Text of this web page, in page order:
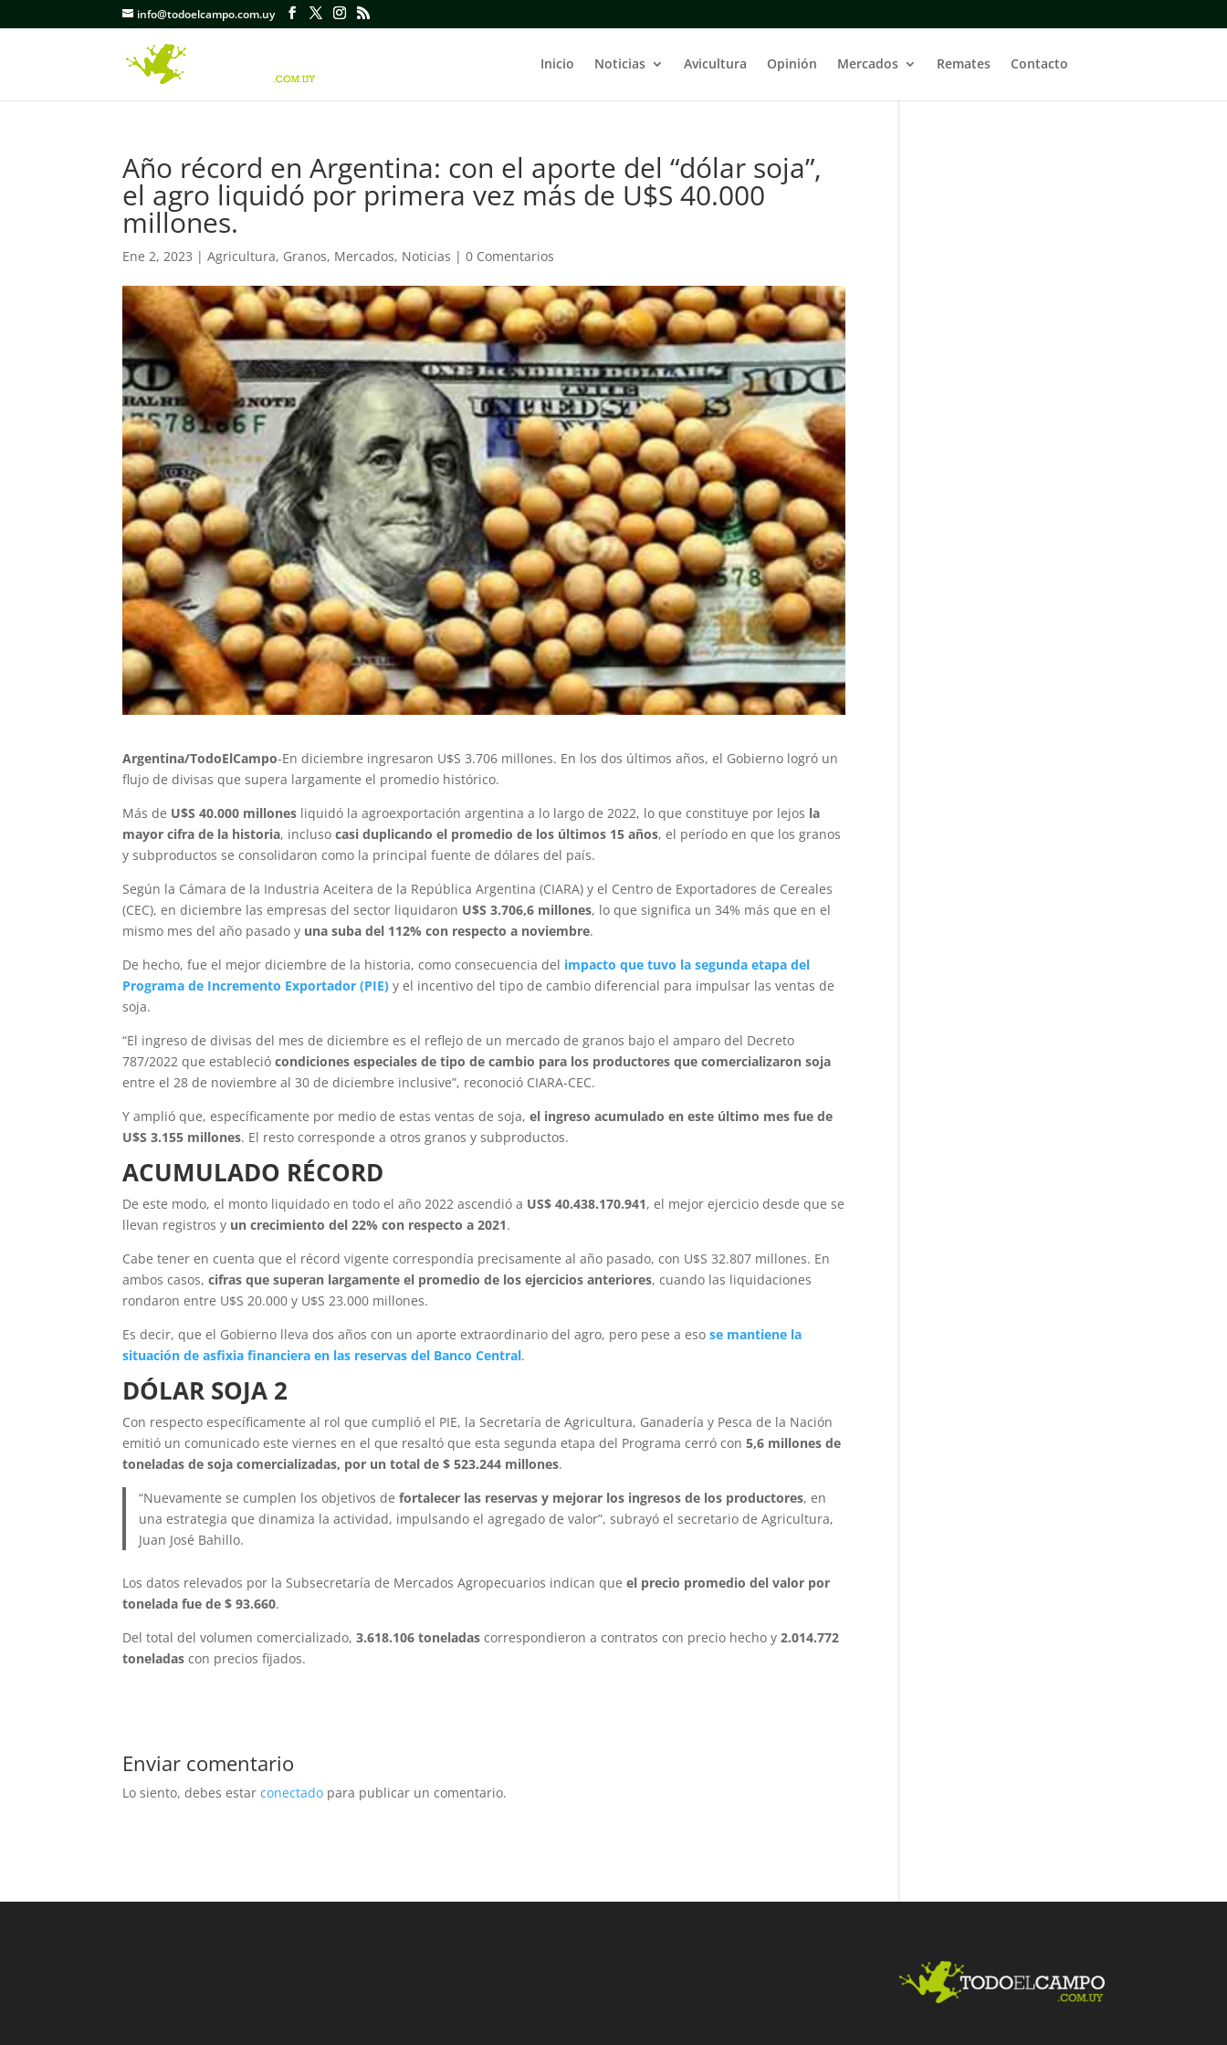
info@todoelcampo.com.uy
Inicio Noticias Avicultura Opinión Mercados Remates Contacto
Año récord en Argentina: con el aporte del “dólar soja”,
el agro liquidó por primera vez más de U$S 40.000
millones.
Ene 2, 2023 |Agricultura, Granos, Mercados, Noticias |0 Comentarios
Argentina/TodoElCampo-En diciembre ingresaron U$S 3.706 millones. En los dos últimos años, el Gobierno logró un
flujo de divisas que supera largamente el promedio histórico.
Más de U$S 40.000 millones liquidó la agroexportación argentina a lo largo de 2022, lo que constituye por lejos la
mayor cifra de la historia, inclusocasi duplicando el promedio de los últimos 15 años, el período en que los granos
y subproductos se consolidaron como la principal fuente de dólares del país.
Según la Cámara de la Industria Aceitera de la República Argentina (CIARA) y el Centro de Exportadores de Cereales
(CEC), en diciembre las empresas del sector liquidaron U$S 3.706,6 millones, lo que significa un 34% más que en el
mismo mes del año pasado y una suba del 112% con respecto a noviembre.
De hecho, fue el mejor diciembre de la historia, como consecuencia del impacto que tuvo la segunda etapa del
Programa de Incremento Exportador (PIE) y el incentivo del tipo de cambio diferencial para impulsar las ventas de
soja.
“El ingreso de divisas del mes de diciembre es el reflejo de un mercado de granos bajo el amparo del Decreto
787/2022 que estableciócondiciones especiales de tipo de cambio para los productores que comercializaron soja
entre el 28 de noviembre al 30 de diciembre inclusive”, reconoció CIARA-CEC.
Y amplió que, específicamente por medio de estas ventas de soja,el ingreso acumulado en este último mes fue de
U$S 3.155 millones. El resto corresponde a otros granos y subproductos.
ACUMULADO RÉCORD
De este modo, el monto liquidado en todo el año 2022 ascendió a US$ 40.438.170.941, el mejor ejercicio desde que se
llevan registros y un crecimiento del 22% con respecto a 2021.
Cabe tener en cuenta que el récord vigente correspondía precisamente al año pasado, con U$S 32.807 millones. En
ambos casos,cifras que superan largamente el promedio de los ejercicios anteriores, cuando las liquidaciones
rondaron entre U$S 20.000 y U$S 23.000 millones.
Es decir, que el Gobierno lleva dos años con un aporte extraordinario del agro, pero pese a eso se mantiene la
situación de asfixia financiera en las reservas del Banco Central.
DÓLAR SOJA 2
Con respecto específicamente al rol que cumplió el PIE, la Secretaría de Agricultura, Ganadería y Pesca de la Nación
emitió un comunicado este viernes en el que resaltó que esta segunda etapa del Programa cerró con5,6 millones de
toneladas de soja comercializadas, por un total de $ 523.244 millones.
“Nuevamente se cumplen los objetivos de fortalecer las reservas y mejorar los ingresos de los productores, en
una estrategia que dinamiza la actividad, impulsando el agregado de valor”, subrayó el secretario de Agricultura,
Juan José Bahillo.
Los datos relevados por la Subsecretaría de Mercados Agropecuarios indican queel precio promedio del valor por
tonelada fue de $ 93.660.
Del total del volumen comercializado,3.618.106 toneladas correspondieron a contratos con precio hecho y2.014.772
toneladas con precios fijados.
Enviar comentario
Lo siento, debes estarconectado para publicar un comentario.
Fac
ebo
Twit
ter